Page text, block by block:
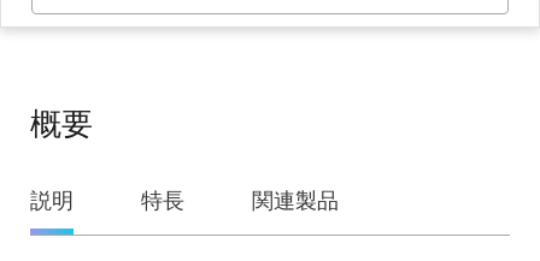
概要
概
要
説明 特長 関連製品